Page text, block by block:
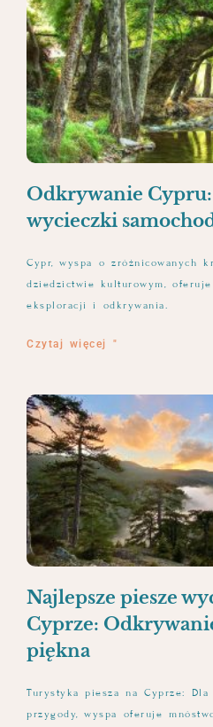
Odkrywanie
wycieczki
Cypr, wyspa o zróżnicowanych
dziedzictwie kulturowym,
eksploracji i odkrywania.
Czytaj więcej "
Najlepsze piesze
Cyprze:
piękna
Turystyka piesza na Cyprze:
przygody, wyspa oferuje